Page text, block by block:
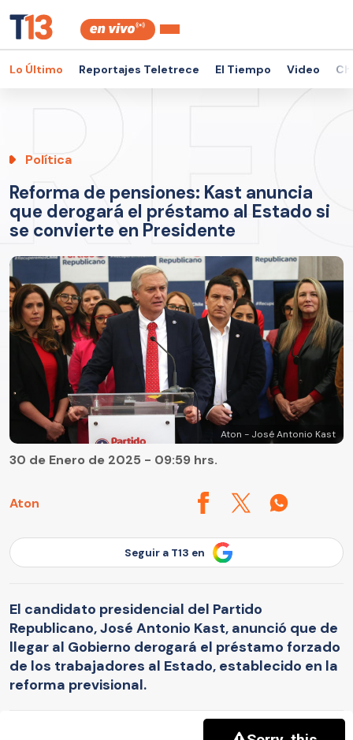
Lo Último Reportajes Teletrece El Tiempo Video
Política
Reforma de pensiones: Kast anuncia
que derogará el préstamo al Estado si
se convierte en Presidente
Aton - José Antonio Kast
Aton
30 de Enero de 2025 - 09:59 hrs.
Seguir a T13 en
El candidato presidencial del Partido
Republicano, José Antonio Kast, anunció que de
llegar al Gobierno derogará el préstamo forzado
de los trabajadores al Estado, establecido en la
reforma previsional.